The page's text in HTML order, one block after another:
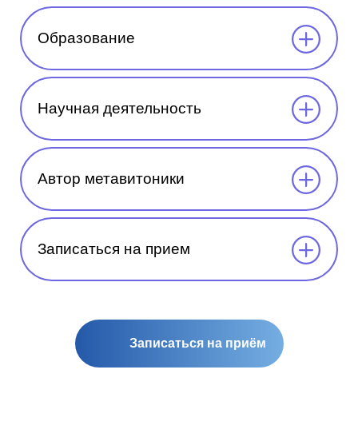
Образование
Научная деятельность
Автор метавитоники
Записаться на прием
Записаться на приём